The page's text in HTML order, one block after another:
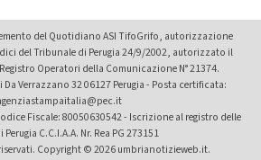
del Quotidiano ASI TifoGrifo, autorizzazione
del Tribunale di Perugia 24/9/2002, autorizzato il
Operatori della Comunicazione N° 21374.
Da Verrazzano 32 06127 Perugia - Posta certificata:
Fiscale: 80050630542 - Iscrizione al registro delle
Perugia C.C.I.A.A. Nr. Rea PG 273151
Copyright © 2026 umbrianotizieweb.it.